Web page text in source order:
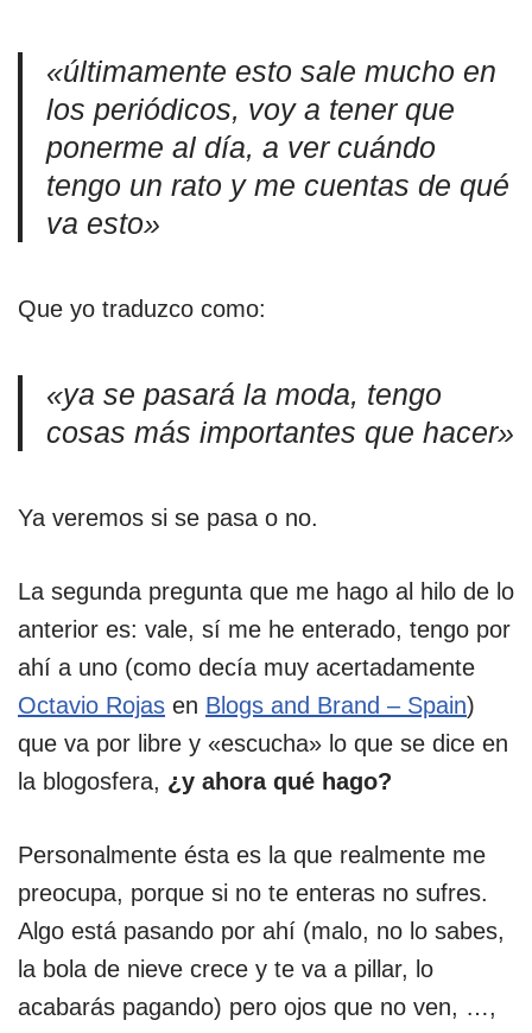
«últimamente esto sale mucho en
los periódicos, voy a tener que
ponerme al día, a ver cuándo
tengo un rato y me cuentas de qué
va esto»
Que yo traduzco como:
«ya se pasará la moda, tengo
cosas más importantes que hacer»
Ya veremos si se pasa o no.
La segunda pregunta que me hago al hilo de lo
anterior es: vale, sí me he enterado, tengo por
ahí a uno (como decía muy acertadamente
Octavio Rojas en Blogs and Brand – Spain)
que va por libre y «escucha» lo que se dice en
la blogosfera, ¿y ahora qué hago?
Personalmente ésta es la que realmente me
preocupa, porque si no te enteras no sufres.
Algo está pasando por ahí (malo, no lo sabes,
la bola de nieve crece y te va a pillar, lo
acabarás pagando) pero ojos que no ven, …,